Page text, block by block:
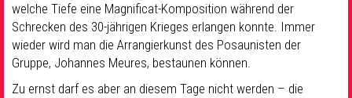
welche Tiefe eine Magnificat-Komposition während der
Schrecken des 30-jährigen Krieges erlangen konnte. Immer
wieder wird man die Arrangierkunst des Posaunisten der
Gruppe, Johannes Meures, bestaunen können.
Zu ernst darf es aber an diesem Tage nicht werden – die